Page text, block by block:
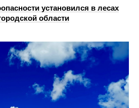
установился в лесах
области